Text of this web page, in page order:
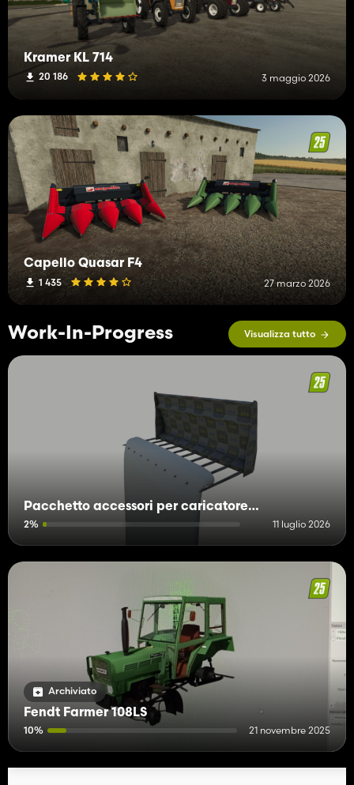
Kramer KL 714
20 186 3 maggio 2026
Capello Quasar F4
1 435 27 marzo 2026
Work-In-Progress Visualizza tutto
Pacchetto accessori per caricatore frontale Stoll
2% 11 luglio 2026
Archiviato
Fendt Farmer 108LS
10% 21 novembre 2025